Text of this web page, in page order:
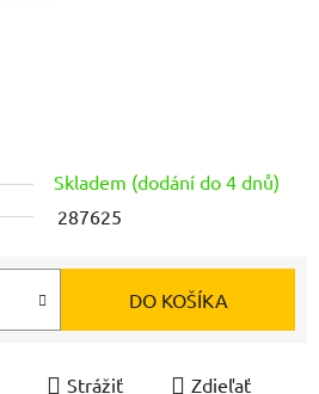
Skladem (dodání do 4 dnů)
287625
DO KOŠÍKA
Strážiť Zdieľať